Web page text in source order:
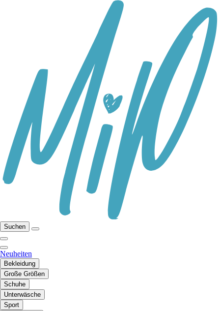
Suchen
Neuheiten
Bekleidung
Große Größen
Schuhe
Unterwäsche
Sport